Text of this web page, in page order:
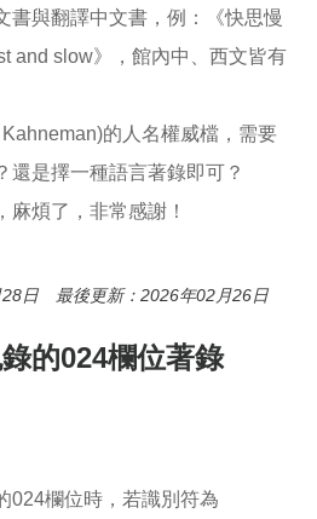
o
o
k
書與翻譯中文書，例：《快思慢
and slow》，館內中、西文皆有
的人名權威檔，需要
還是擇一種語言著錄即可？
麻煩了，非常感謝！
28日 最後更新：2026年02月26日
的024欄位著錄
024欄位時，若識別符為